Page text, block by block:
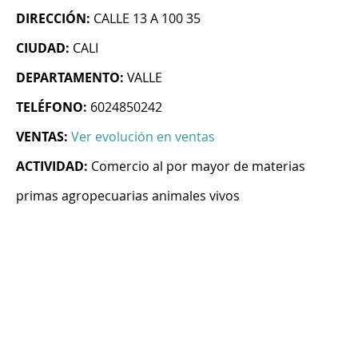
DIRECCIÓN: CALLE 13 A 100 35
CIUDAD: CALI
DEPARTAMENTO: VALLE
TELÉFONO: 6024850242
VENTAS: Ver evolución en ventas
ACTIVIDAD: Comercio al por mayor de materias
primas agropecuarias animales vivos